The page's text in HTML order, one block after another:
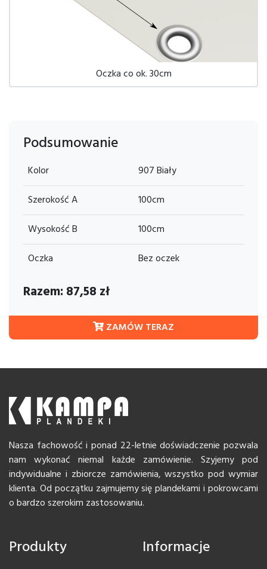
Oczka co ok. 30cm
Podsumowanie
Kolor
907 Biały
Szerokość A
100cm
Wysokość B
100cm
Oczka
Bez oczek
Razem: 87,58 zł
ZAMÓW TERAZ
Nasza fachowość i ponad 22-letnie doświadczenie pozwala
nam wykonać niemal każde zamówienie. Szyjemy pod
indywidualne i zbiorcze zamówienia, wszystko pod wymiar
klienta. Od początku zajmujemy się plandekami i pokrowcami
o bardzo szerokim zastosowaniu.
Produkty Informacje